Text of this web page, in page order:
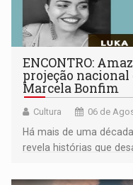
ENCONTRO:
projeção
Marcela Bonfim
Cultura 06 de
Há mais de uma
revela histórias que
negras